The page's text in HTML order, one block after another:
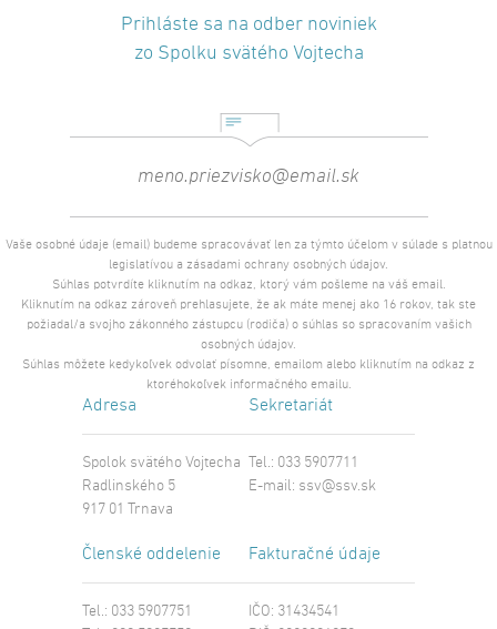
Prihláste sa na odber noviniek
zo Spolku svätého Vojtecha
Vaše osobné údaje (email) budeme spracovávať len za týmto účelom v súlade s platnou
legislatívou a zásadami ochrany osobných údajov.
Súhlas potvrdíte kliknutím na odkaz, ktorý vám pošleme na váš email.
Kliknutím na odkaz zároveň prehlasujete, že ak máte menej ako 16 rokov, tak ste
požiadal/a svojho zákonného zástupcu (rodiča) o súhlas so spracovaním vašich
osobných údajov.
Súhlas môžete kedykoľvek odvolať písomne, emailom alebo kliknutím na odkaz z
ktoréhokoľvek informačného emailu.
Adresa
Spolok svätého Vojtecha
Radlinského 5
917 01 Trnava
Sekretariát
Tel.: 033 5907711
E-mail: ssv@ssv.sk
Členské oddelenie
Tel.: 033 5907751
Fakturačné údaje
IČO: 31434541